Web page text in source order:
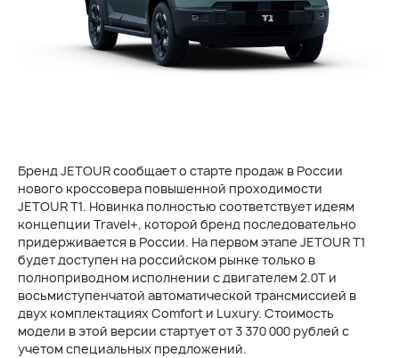
Бренд JETOUR сообщает о старте продаж в России
нового кроссовера повышенной проходимости
JETOUR T1. Новинка полностью соответствует идеям
концепции Travel+, которой бренд последовательно
придерживается в России. На первом этапе JETOUR T1
будет доступен на российском рынке только в
полноприводном исполнении с двигателем 2.0T и
восьмиступенчатой автоматической трансмиссией в
двух комплектациях Comfort и Luxury. Стоимость
модели в этой версии стартует от 3 370 000 рублей с
учетом специальных предложений.